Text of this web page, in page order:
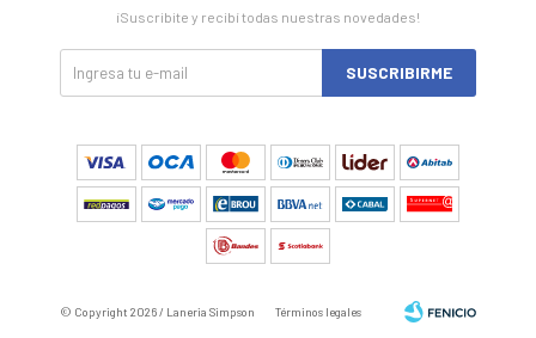
¡Suscribite y recibí todas nuestras novedades!
SUSCRIBIRME
© Copyright 2026 / Laneria Simpson Términos legales